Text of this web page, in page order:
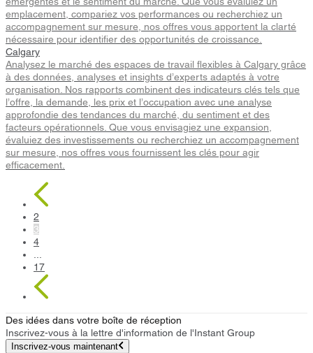
emplacement, compariez vos performances ou recherchiez un
accompagnement sur mesure, nos offres vous apportent la clarté
nécessaire pour identifier des opportunités de croissance.
Calgary
Analysez le marché des espaces de travail flexibles à Calgary grâce
à des données, analyses et insights d’experts adaptés à votre
organisation. Nos rapports combinent des indicateurs clés tels que
l’offre, la demande, les prix et l’occupation avec une analyse
approfondie des tendances du marché, du sentiment et des
facteurs opérationnels. Que vous envisagiez une expansion,
évaluiez des investissements ou recherchiez un accompagnement
sur mesure, nos offres vous fournissent les clés pour agir
efficacement.
2
3
4
17
Des idées dans votre boîte de réception
Inscrivez-vous à la lettre d'information de l'Instant Group
Inscrivez-vous maintenant